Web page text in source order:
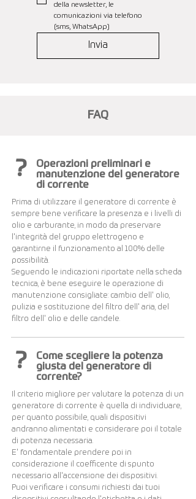
della newsletter, le
comunicazioni via telefono
(sms, WhatsApp)
Invia
FAQ
?
Operazioni preliminari e
manutenzione del generatore
di corrente
Prima di utilizzare il generatore di corrente è
sempre bene verificare la presenza e i livelli di
olio e carburante, in modo da preservare
l'integrità del gruppo elettrogeno e
garantirne il funzionamento al 100% delle
possibilità.
Seguendo le indicazioni riportate nella scheda
tecnica, è bene eseguire le operazione di
manutenzione consigliate: cambio dell' olio,
pulizia e sostituzione del filtro dell' aria, del
filtro dell' olio e delle candele.
?
Come scegliere la potenza
giusta del generatore di
corrente?
Il criterio migliore per valutare la potenza di un
generatore di corrente è quella di individuare,
per quanto possibile, quali dispositivi
andranno alimentati e considerare poi il totale
di potenza necessaria.
E' fondamentale prendere poi in
considerazione il coefficente di spunto
necessario all'accensione dei dispositivi.
Puoi verificare i consumi richiesti dai tuoi